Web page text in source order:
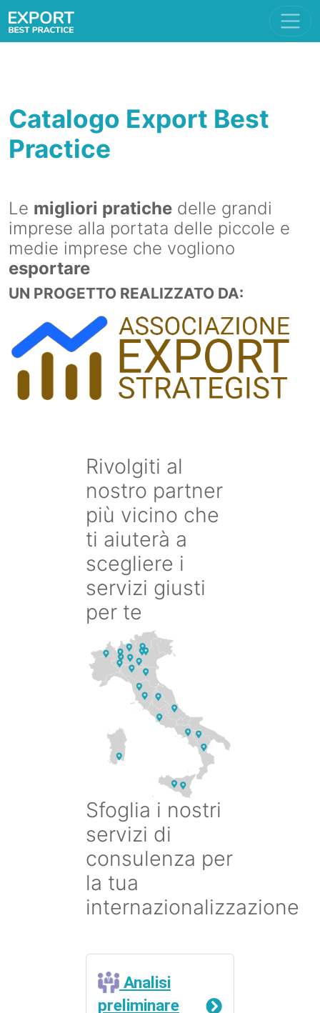
Catalogo Export Best
Practice
Le migliori pratiche delle grandi
imprese alla portata delle piccole e
medie imprese che vogliono
esportare
UN PROGETTO REALIZZATO DA:
Rivolgiti al
nostro partner
più vicino che
ti aiuterà a
scegliere i
servizi giusti
per te
Sfoglia i nostri
servizi di
consulenza per
la tua
internazionalizzazione
Analisi
preliminare